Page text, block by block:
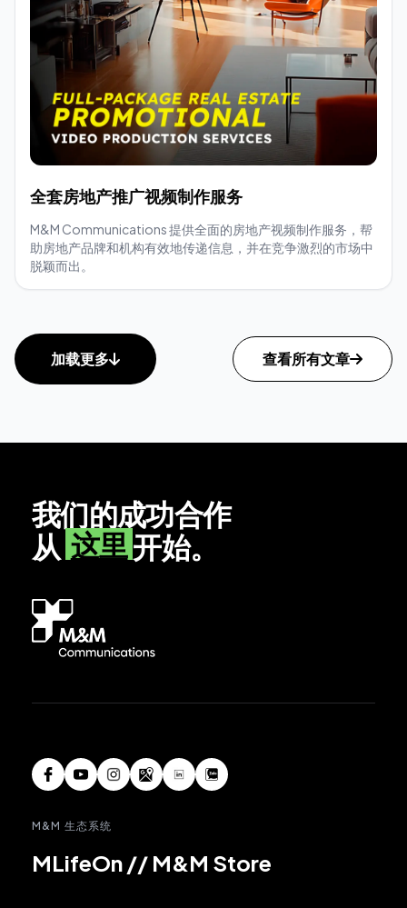
全套房地产推广视频制作服务
M&M Communications 提供全面的房地产视频制作服务，帮
助房地产品牌和机构有效地传递信息，并在竞争激烈的市场中
脱颖而出。
加载更多 查看所有文章
我们的成功合作
从 这里开始。
M&M 生态系统
MLifeOn // M&M Store